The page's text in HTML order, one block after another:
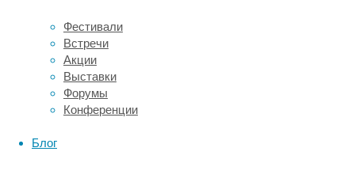
Фестивали
Встречи
Акции
Выставки
Форумы
Конференции
Блог
Блэкберн
(Tim
Blackburn)
из
Университетского
колледжа